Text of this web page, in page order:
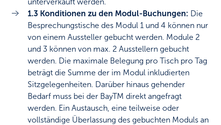
1.3 Konditionen zu den Modul-Buchungen: Die
Besprechungstische des Modul 1 und 4 können nur
von einem Aussteller gebucht werden. Module 2
und 3 können von max. 2 Ausstellern gebucht
werden. Die maximale Belegung pro Tisch pro Tag
beträgt die Summe der im Modul inkludierten
Sitzgelegenheiten. Darüber hinaus gehender
Bedarf muss bei der BayTM direkt angefragt
werden. Ein Austausch, eine teilweise oder
vollständige Überlassung des gebuchten Moduls an